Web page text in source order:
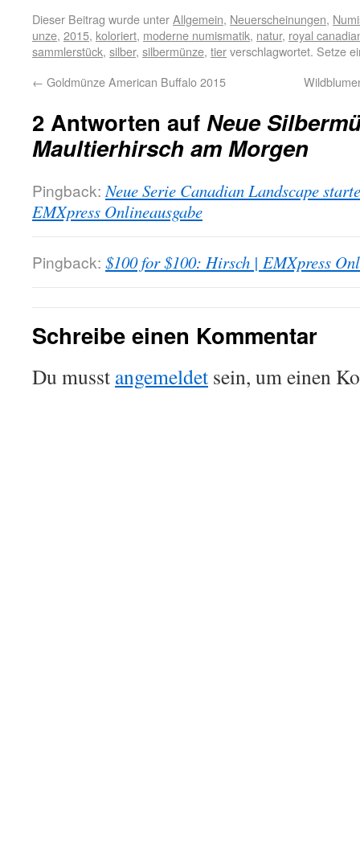
Dieser Beitrag wurde unterAllgemein, Neuerscheinungen,
unze, 2015, koloriert, moderne numismatik, natur, royal
sammlerstück, silber, silbermünze, tierverschlagwortet. Setze
← Goldmünze American Buffalo 2015
2 Antworten auf Neue
Maultierhirsch am Morgen
Pingback: Neue Serie Canadian Landscape
EMXpress Onlineausgabe
Pingback: $100 for $100: Hirsch | EMXpress
Schreibe einen Kommentar
Du musst angemeldet sein, um einen